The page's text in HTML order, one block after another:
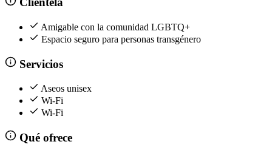
Amigable con la comunidad LGBTQ+
Espacio seguro para personas transgénero
Servicios
Aseos unisex
Wi-Fi
Wi-Fi
Qué ofrece